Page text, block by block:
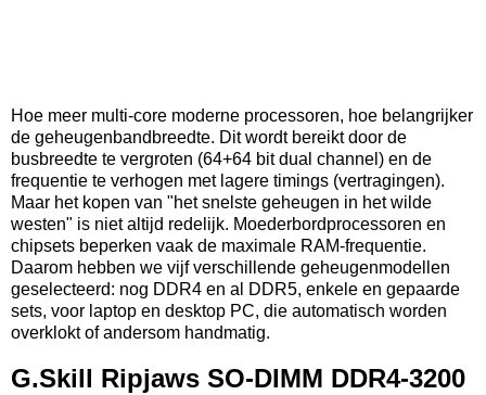
Hoe meer multi-core moderne processoren, hoe belangrijker
de geheugenbandbreedte. Dit wordt bereikt door de
busbreedte te vergroten (64+64 bit dual channel) en de
frequentie te verhogen met lagere timings (vertragingen).
Maar het kopen van "het snelste geheugen in het wilde
westen" is niet altijd redelijk. Moederbordprocessoren en
chipsets beperken vaak de maximale RAM-frequentie.
Daarom hebben we vijf verschillende geheugenmodellen
geselecteerd: nog DDR4 en al DDR5, enkele en gepaarde
sets, voor laptop en desktop PC, die automatisch worden
overklokt of andersom handmatig.
G.Skill Ripjaws SO-DIMM DDR4-3200